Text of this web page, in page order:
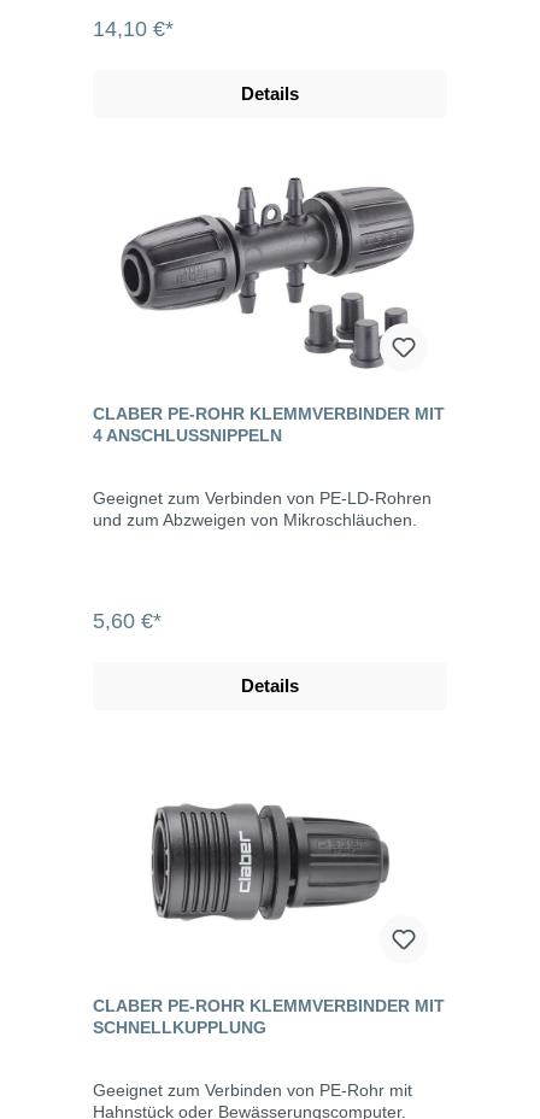
14,10 €*
Details
CLABER PE-ROHR KLEMMVERBINDER MIT
4 ANSCHLUSSNIPPELN
Geeignet zum Verbinden von PE-LD-Rohren
und zum Abzweigen von Mikroschläuchen.
5,60 €*
Details
CLABER PE-ROHR KLEMMVERBINDER MIT
SCHNELLKUPPLUNG
Geeignet zum Verbinden von PE-Rohr mit
Hahnstück oder Bewässerungscomputer.